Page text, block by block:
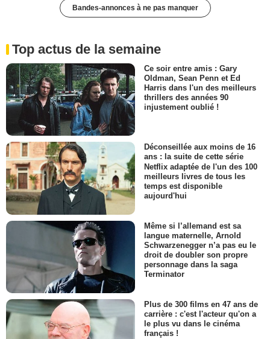
Bandes-annonces à ne pas manquer
Top actus de la semaine
Ce soir entre amis : Gary
Oldman, Sean Penn et Ed
Harris dans l'un des meilleurs
thrillers des années 90
injustement oublié !
Déconseillée aux moins de 16
ans : la suite de cette série
Netflix adaptée de l'un des 100
meilleurs livres de tous les
temps est disponible
aujourd'hui
Même si l’allemand est sa
langue maternelle, Arnold
Schwarzenegger n’a pas eu le
droit de doubler son propre
personnage dans la saga
Terminator
Plus de 300 films en 47 ans de
carrière : c'est l'acteur qu'on a
le plus vu dans le cinéma
français !